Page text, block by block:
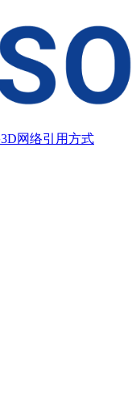
3D网络引用方式